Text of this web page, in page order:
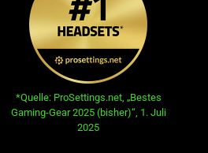
*Quelle: ProSettings.net, „Bestes
Gaming-Gear 2025 (bisher)“, 1. Juli
2025